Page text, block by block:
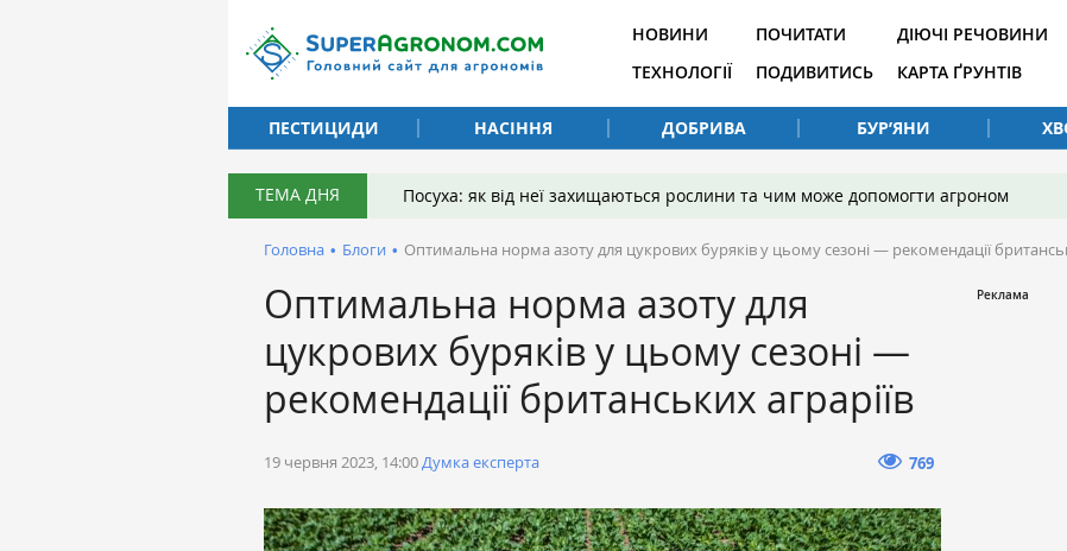
НОВИНИ
ТЕХНОЛОГІЇ
ПОЧИТАТИ
ПОДИВИТИСЬ
ДІЮЧІ РЕЧОВИНИ
КАРТА ҐРУНТІВ
ПЕСТИЦИДИ
НАСІННЯ ДОБРИВА БУР’ЯНИ
ТЕМА ДНЯ Посуха: як від неї захищаються рослини та чим може допомогти агроном
Головна • Блоги • Оптимальна норма азоту для цукрових буряків у цьому сезоні — рекомендації
Оптимальна норма азоту для
цукрових буряків у цьому сезоні —
рекомендації британських аграріїв
19 червня 2023, 14:00Думка експерта 769